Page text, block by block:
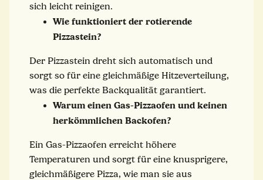
sich leicht reinigen.
Wie funktioniert der rotierende
Pizzastein?
Der Pizzastein dreht sich automatisch und
sorgt so für eine gleichmäßige Hitzeverteilung,
was die perfekte Backqualität garantiert.
Warum einen Gas-Pizzaofen und keinen
herkömmlichen Backofen?
Ein Gas-Pizzaofen erreicht höhere
Temperaturen und sorgt für eine knusprigere,
gleichmäßigere Pizza, wie man sie aus